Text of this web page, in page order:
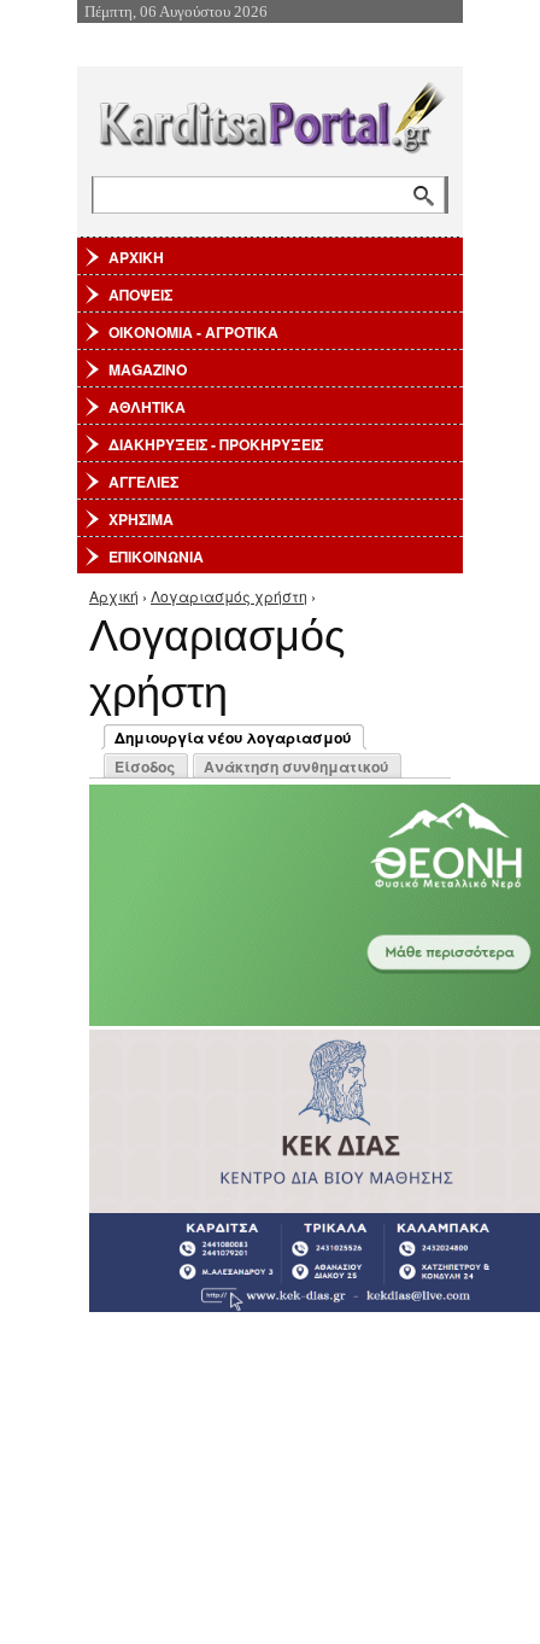
Επιστροφή στην Πλοήγηση
Πέμπτη, 06 Αυγούστου 2026
ΑΡΧΙΚΗ
ΑΠΟΨΕΙΣ
ΟΙΚΟΝΟΜΙΑ - ΑΓΡΟΤΙΚΑ
MAGAZINO
ΑΘΛΗΤΙΚΑ
ΔΙΑΚΗΡΥΞΕΙΣ - ΠΡΟΚΗΡΥΞΕΙΣ
ΑΓΓΕΛΙΕΣ
ΧΡΗΣΙΜΑ
ΕΠΙΚΟΙΝΩΝΙΑ
Είστε εδώ
Αρχική › Λογαριασμός χρήστη ›
Λογαριασμός
χρήστη
Πρωτεύουσες καρτέλες
Δημιουργία νέου λογαριασμού
(ενεργή καρτέλα)
Είσοδος Ανάκτηση συνθηματικού